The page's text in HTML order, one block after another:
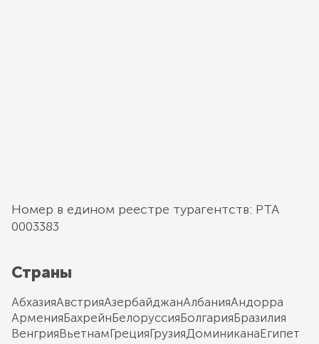
Номер в едином реестре турагентств: РТА
0003383
Страны
АбхазияАвстрияАзербайджанАлбанияАндорра
АрменияБахрейнБелоруссияБолгарияБразилия
ВенгрияВьетнамГрецияГрузияДоминиканаЕгипет